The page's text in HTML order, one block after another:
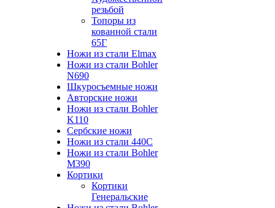
резьбой
Топоры из
кованной стали
65Г
Ножи из стали Elmax
Ножи из стали Bohler
N690
Шкуросъемные ножи
Авторские ножи
Ножи из стали Bohler
K110
Сербские ножи
Ножи из стали 440С
Ножи из стали Bohler
M390
Кортики
Кортики
Генеральские